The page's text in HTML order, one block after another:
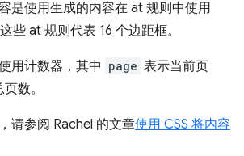
是使用生成的内容在 at 规则中使用
些 at 规则代表 16 个边距框。
用计数器，其中 page 表示当前页
数。
请参阅 Rachel 的文章使用 CSS 将内容